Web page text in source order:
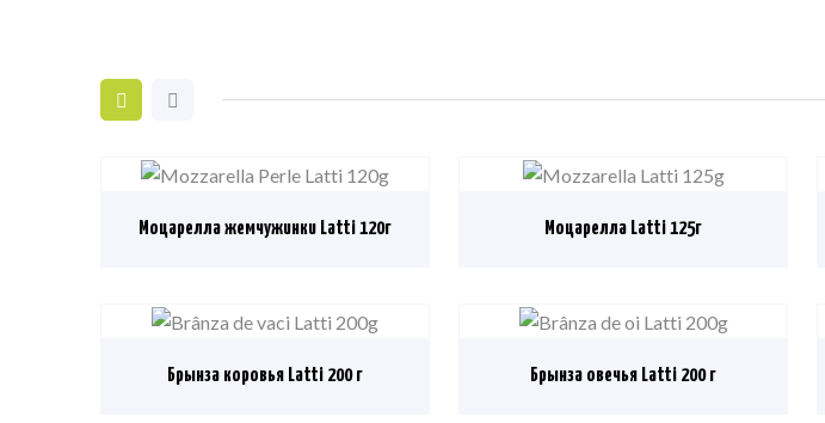
Моцарелла жемчужинки Latti 120г Моцарелла Latti 125г
Брынза коровья Latti 200 г Брынза овечья Latti 200 г